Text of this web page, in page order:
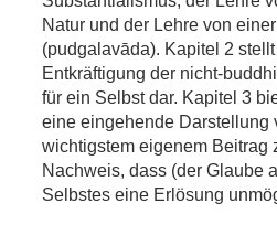
Natur und der Lehre von
(pudgalavāda). Kapitel 2
Entkräftigung der nicht-
für ein Selbst dar. Kapitel 3
eine eingehende Darstellung
wichtigstem eigenem Beitrag
Nachweis, dass (der Glaube
Selbstes eine Erlösung